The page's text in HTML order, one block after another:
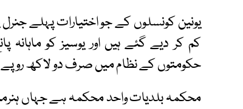
یونین کونسلوں کے جو اختیارات پہلے
کم کر دیے گئے ہیں اور یوسیز کو
حکومتوں کے نظام میں صرف دو لاکھ روپے
محکمہ بلدیات واحد محکمہ ہے جہاں ہنرمند